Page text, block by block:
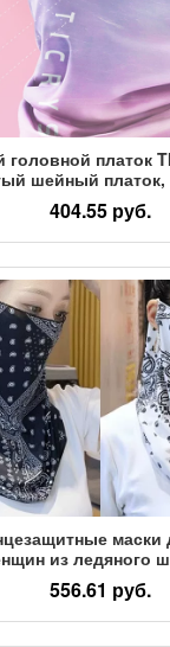
платок
шейный платок,
маска для
полотенце для
404.55 руб.
маски
из ледяного
ушами,
летний
с цветком
556.61 руб.